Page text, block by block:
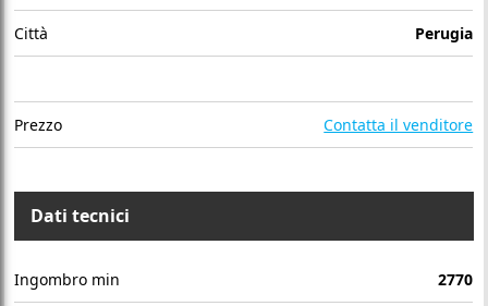
Città Perugia
Prezzo Contatta il venditore
Dati tecnici
Ingombro min 2770